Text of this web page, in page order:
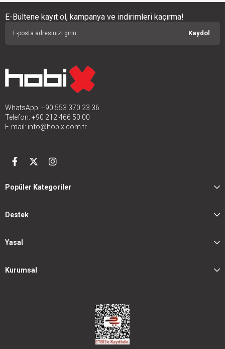
E-Bültene kayıt ol, kampanya ve indirimleri kaçırma!
Kaydol
WhatsApp: +90 553 370 23 36
Telefon: +90 212 466 50 00
E-mail: info@hobix.com.tr
Popüler Kategoriler
Destek
Yasal
Kurumsal